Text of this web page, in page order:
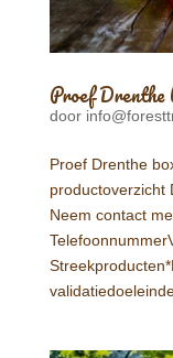
Proef Drenthe
door
Proef Drenthe
productoverzicht
Neem contact